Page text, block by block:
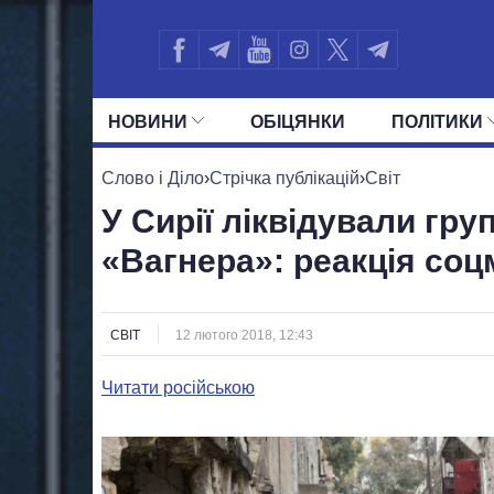
НОВИНИ ОБIЦЯНКИ ПОЛIТИКИ
УСІ ПОЛІТИКИ ПРЕЗИДЕНТ І ОФІС
Слово і Діло›Стрічка публікацій›Світ
У Сирії ліквідували
«Вагнера»: реакція
СВІТ 12 лютого 2018, 12:43
Читати російською